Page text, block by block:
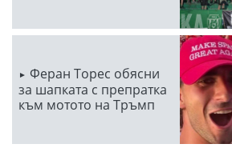
Феран Торес обясни
за шапката с препратка
към мотото на Тръмп